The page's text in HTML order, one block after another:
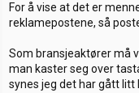
For å vise at det er
reklamepostene, så
Som bransjeaktører må
man kaster seg over
synes jeg det har gått litt